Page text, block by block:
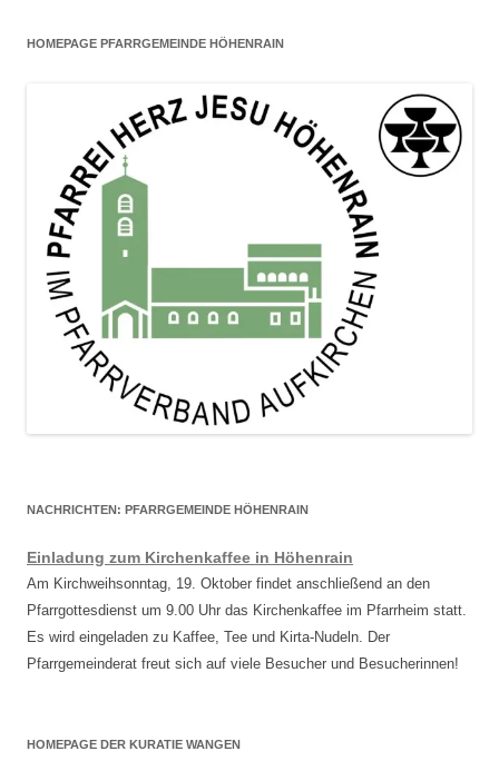
HOMEPAGE PFARRGEMEINDE HÖHENRAIN
NACHRICHTEN: PFARRGEMEINDE HÖHENRAIN
Einladung zum Kirchenkaffee in Höhenrain
Am Kirchweihsonntag, 19. Oktober findet anschließend an den
Pfarrgottesdienst um 9.00 Uhr das Kirchenkaffee im Pfarrheim statt.
Es wird eingeladen zu Kaffee, Tee und Kirta-Nudeln. Der
Pfarrgemeinderat freut sich auf viele Besucher und Besucherinnen!
HOMEPAGE DER KURATIE WANGEN